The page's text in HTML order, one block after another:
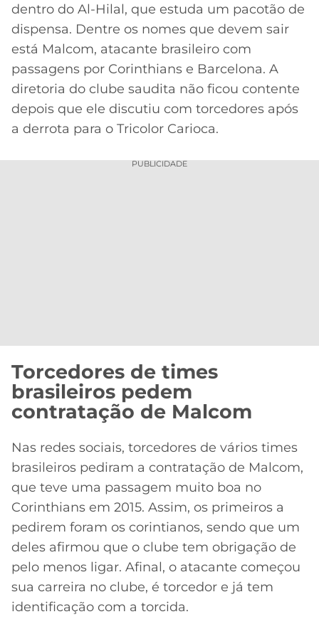
ONLINE
2026
GRÊMIO
ATLÉTICO
MG
CRUZEIRO
LALIGA
dentro do Al-Hilal, que estuda um pacotão de
dispensa. Dentre os nomes que devem sair
está Malcom, atacante brasileiro com
passagens por Corinthians e Barcelona. A
diretoria do clube saudita não ficou contente
depois que ele discutiu com torcedores após
a derrota para o Tricolor Carioca.
PUBLICIDADE
Torcedores de times
brasileiros pedem
contratação de Malcom
Nas redes sociais, torcedores de vários times
brasileiros pediram a contratação de Malcom,
que teve uma passagem muito boa no
Corinthians em 2015. Assim, os primeiros a
pedirem foram os corintianos, sendo que um
deles afirmou que o clube tem obrigação de
pelo menos ligar. Afinal, o atacante começou
sua carreira no clube, é torcedor e já tem
identificação com a torcida.